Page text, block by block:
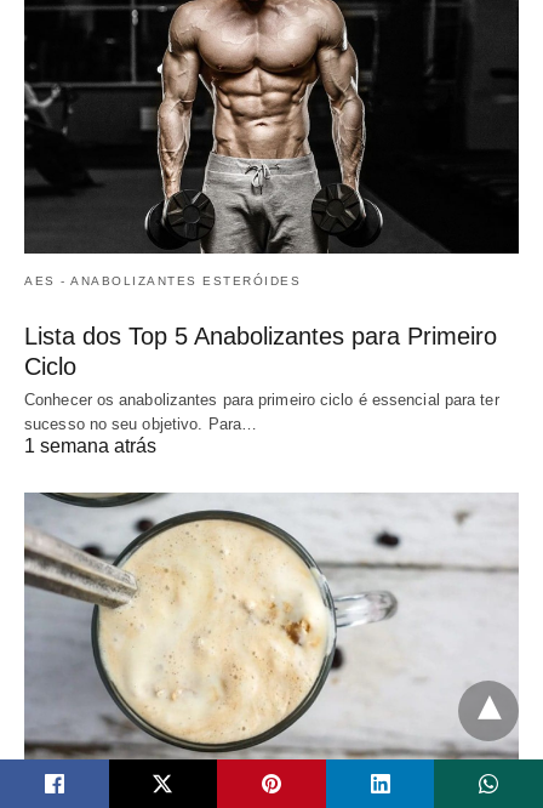
AES - ANABOLIZANTES ESTERÓIDES
Lista dos Top 5 Anabolizantes para Primeiro
Ciclo
Conhecer os anabolizantes para primeiro ciclo é essencial para ter
sucesso no seu objetivo. Para…
1 semana atrás
WHEY PROTEIN